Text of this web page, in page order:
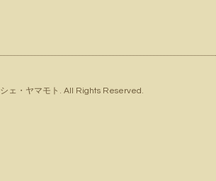
シェ・ヤマモト . All Rights Reserved.